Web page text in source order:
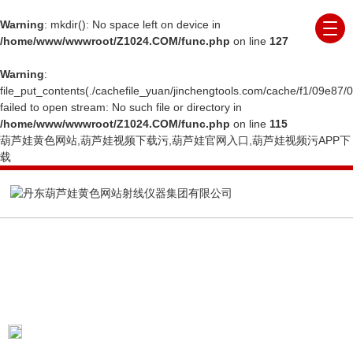
Warning: mkdir(): No space left on device in
/home/www/wwwroot/Z1024.COM/func.php on line 127
Warning:
file_put_contents(./cachefile_yuan/jinchengtools.com/cache/f1/09e87/
failed to open stream: No such file or directory in
/home/www/wwwroot/Z1024.COM/func.php on line 115
葫芦娃黄色网站,葫芦娃视频下载污,葫芦娃官网入口,葫芦娃视频污APP下
载